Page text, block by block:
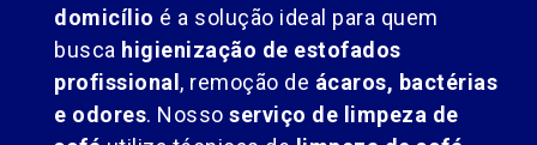
domicílio é a solução ideal para quem
busca higienização de estofados
profissional, remoção de ácaros, bactérias
e odores. Nosso serviço de limpeza de